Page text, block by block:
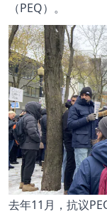
（PEQ）。
去年11月，抗议